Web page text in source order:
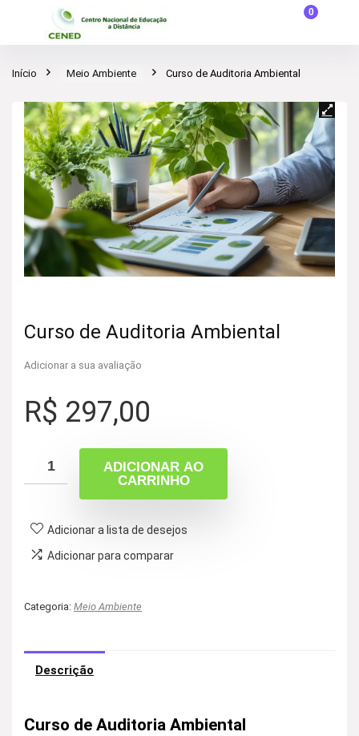
0
Início Meio Ambiente Curso de Auditoria Ambiental
Curso de Auditoria Ambiental
Adicionar a sua avaliação
R$ 297,00
ADICIONAR AO
CARRINHO
Adicionar a lista de desejos
Adicionar para comparar
Categoria: Meio Ambiente
Descrição
Curso de Auditoria Ambiental